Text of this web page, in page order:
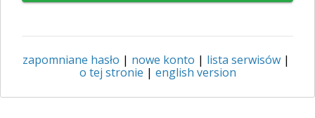
zapomniane hasło | nowe konto | lista serwisów |
o tej stronie | english version